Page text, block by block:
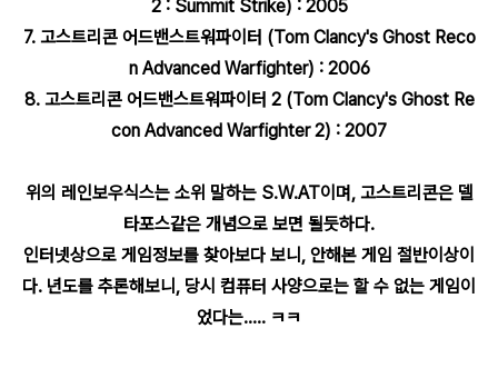
2 : Summit Strike) : 2005
7. 고스트리콘 어드밴스트워파이터 (Tom Clancy's Ghost Reco
n Advanced Warfighter) : 2006
8. 고스트리콘 어드밴스트워파이터 2 (Tom Clancy's Ghost Re
con Advanced Warfighter 2) : 2007
위의 레인보우식스는 소위 말하는 S.W.AT이며, 고스트리콘은 델
타포스같은 개념으로 보면 될듯하다.
인터넷상으로 게임정보를 찾아보다 보니, 안해본 게임 절반이상이
다. 년도를 추론해보니, 당시 컴퓨터 사양으로는 할 수 없는 게임이
었다는..... ㅋㅋ